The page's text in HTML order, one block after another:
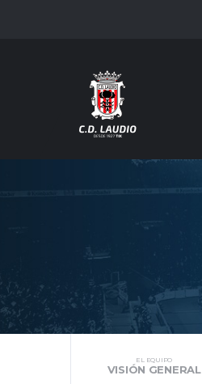
EL EQUIPO
VISIÓN GENERAL